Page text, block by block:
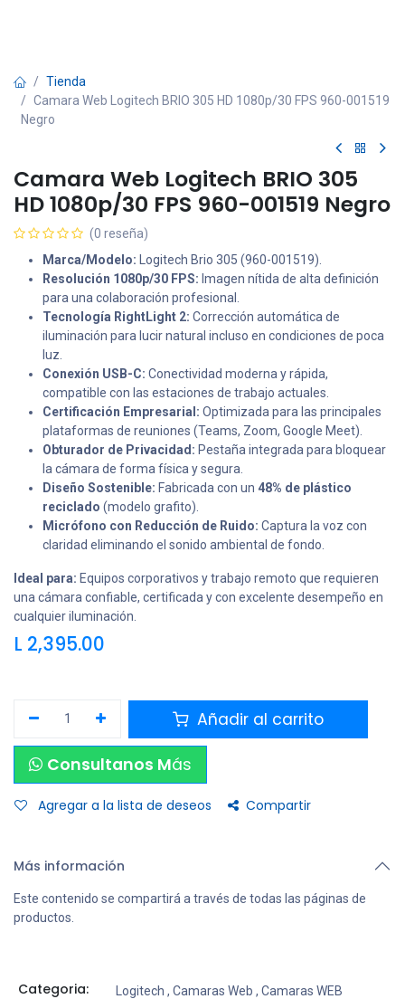
Tienda
Camara Web Logitech BRIO 305 HD 1080p/30 FPS 960-001519
Negro
Camara Web Logitech BRIO 305
HD 1080p/30 FPS 960-001519 Negro
(0 reseña)
Marca/Modelo: Logitech Brio 305 (960-001519).
Resolución 1080p/30 FPS: Imagen nítida de alta definición
para una colaboración profesional.
Tecnología RightLight 2: Corrección automática de
iluminación para lucir natural incluso en condiciones de poca
luz.
Conexión USB-C: Conectividad moderna y rápida,
compatible con las estaciones de trabajo actuales.
Certificación Empresarial: Optimizada para las principales
plataformas de reuniones (Teams, Zoom, Google Meet).
Obturador de Privacidad: Pestaña integrada para bloquear
la cámara de forma física y segura.
Diseño Sostenible: Fabricada con un 48% de plástico
reciclado (modelo grafito).
Micrófono con Reducción de Ruido: Captura la voz con
claridad eliminando el sonido ambiental de fondo.
Ideal para: Equipos corporativos y trabajo remoto que requieren
una cámara confiable, certificada y con excelente desempeño en
cualquier iluminación.
L 2,395.00
Añadir al carrito
Consultanos Más
Agregar a la lista de deseos Compartir
Más información
Este contenido se compartirá a través de todas las páginas de
productos.
Categoria: Logitech , Camaras Web , Camaras WEB